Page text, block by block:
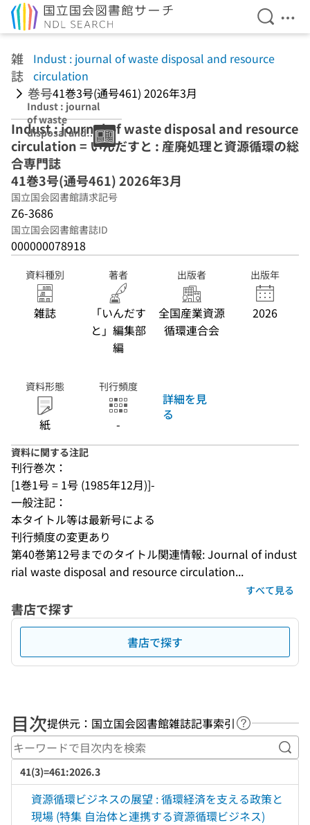
検索を
メ
雑
誌
Indust : journal of waste disposal and resource
circulation
巻号41巻3号(通号461) 2026年3月
Indust : journal
of waste
disposal and
resource
circulation 41巻3
号(通号461) 2026
年3月
Indust : journal of waste disposal and resource
circulation = いんだすと : 産廃処理と資源循環の総
合専門誌
41巻3号(通号461) 2026年3月
国立国会図書館請求記号
Z6-3686
国立国会図書館書誌ID
000000078918
資料種別
雑誌
著者
「いんだす
と」編集部
編
出版者
全国産業資源
循環連合会
出版年
2026
資料形態
紙
刊行頻度
-
詳細を見
る
資料に関する注記
刊行巻次：
[1巻1号 = 1号 (1985年12月)]-
一般注記：
本タイトル等は最新号による
刊行頻度の変更あり
第40巻第12号までのタイトル関連情報: Journal of indust
rial waste disposal and resource circulation...
すべて見る
書店で探す
書店で探す
目次提供元：国立国会図書館雑誌記事索引 ヘルプペー
キ
41(3)=461:2026.3
資源循環ビジネスの展望 : 循環経済を支える政策と
現場 (特集 自治体と連携する資源循環ビジネス)